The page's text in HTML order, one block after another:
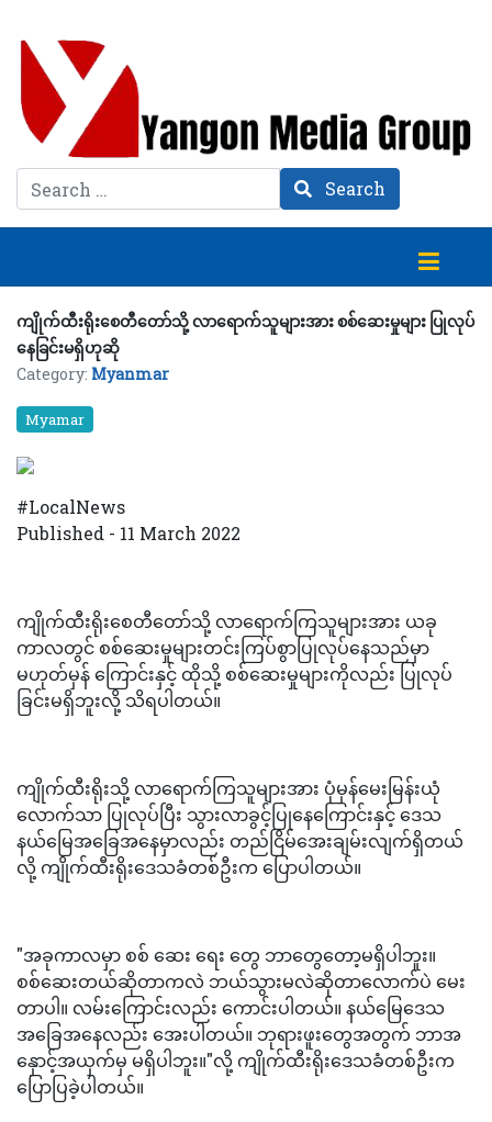
Search Search
ကျိုက်ထီးရိုးစေတီတော်သို့ လာရောက်သူများအား စစ်ဆေးမှုများ ပြုလုပ်
နေခြင်းမရှိဟုဆို
Category: Myanmar
Myamar
#LocalNews
Published - 11 March 2022
ကျိုက်ထီးရိုးစေတီတော်သို့ လာရောက်ကြသူများအား ယခု
ကာလတွင် စစ်ဆေးမှုများတင်းကြပ်စွာပြုလုပ်နေသည်မှာ
မဟုတ်မှန် ကြောင်းနှင့် ထိုသို့ စစ်ဆေးမှုများကိုလည်း ပြုလုပ်
ခြင်းမရှိဘူးလို့ သိရပါတယ်။
ကျိုက်ထီးရိုးသို့ လာရောက်ကြသူများအား ပုံမှန်မေးမြန်းယုံ
လောက်သာ ပြုလုပ်ပြီး သွားလာခွင့်ပြုနေကြောင်းနှင့် ဒေသ
နယ်မြေအခြေအနေမှာလည်း တည်ငြိမ်အေးချမ်းလျက်ရှိတယ်
လို့ ကျိုက်ထီးရိုးဒေသခံတစ်ဦးက ပြောပါတယ်။
"အခုကာလမှာ စစ် ဆေး ရေး တွေ ဘာတွေတော့မရှိပါဘူး။
စစ်ဆေးတယ်ဆိုတာကလဲ ဘယ်သွားမလဲဆိုတာလောက်ပဲ မေး
တာပါ။ လမ်းကြောင်းလည်း ကောင်းပါတယ်။ နယ်မြေဒေသ
အခြေအနေလည်း အေးပါတယ်။ ဘုရားဖူးတွေအတွက် ဘာအ
နှောင့်အယှက်မှ မရှိပါဘူး။"လို့ ကျိုက်ထီးရိုးဒေသခံတစ်ဦးက
ပြောပြခဲ့ပါတယ်။